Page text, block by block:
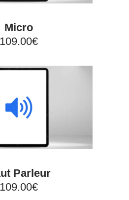
Micro
109.00€
Parleur
109.00€